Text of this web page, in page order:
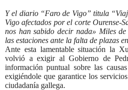
Y el diario “Faro de Vigo” titula
Vigo afectados por el corte Ourense-
nos han sabido decir nada» Miles
las estaciones ante la falta de plazas
Ante esta lamentable situación la
volvió a exigir al Gobierno de
información puntual sobre las
exigiéndole que garantice los
ciudadanía gallega.